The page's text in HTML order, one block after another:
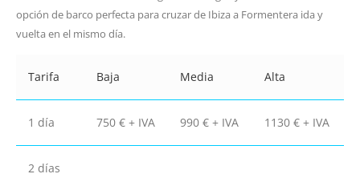
opción de barco perfecta para cruzar de Ibiza a Formentera ida y
vuelta en el mismo día.
Tarifa Baja Media Alta
1 día 750 € + IVA 990 € + IVA 1130 € + IVA
2 días